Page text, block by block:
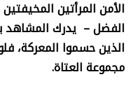
الأمن المرأتين
الفضل – يدرك المشاهد
الذين حسموا المعركة،
مجموعة العتاة.